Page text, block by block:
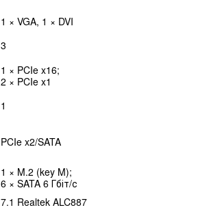
1 × VGA, 1 × DVI
3
1 × PCIe x16;
2 × PCIe x1
1
PCIe x2/SATA
1 × M.2 (key M);
6 × SATA 6 Гбіт/с
7.1 Realtek ALC887